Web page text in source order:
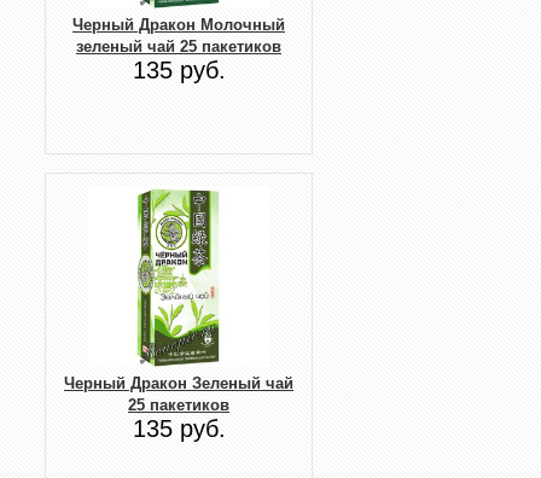
Черный Дракон Молочный
зеленый чай 25 пакетиков
135 руб.
Черный Дракон Зеленый чай
25 пакетиков
135 руб.